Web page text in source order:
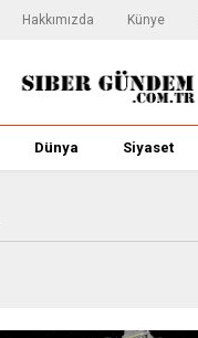
Hakkımızda Künye
Dünya Siyaset